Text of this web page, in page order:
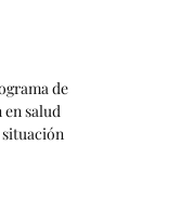
de
salud